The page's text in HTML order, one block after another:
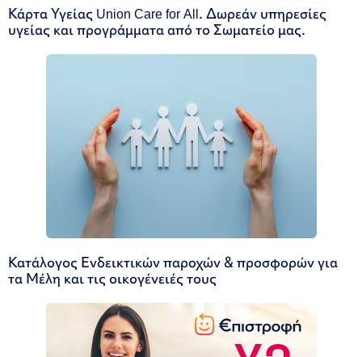
Κάρτα Υγείας Union Care for All. Δωρεάν υπηρεσίες
υγείας και προγράμματα από το Σωματείο μας.
Κατάλογος Ενδεικτικών παροχών & προσφορών για
τα Μέλη και τις οικογένειές τους